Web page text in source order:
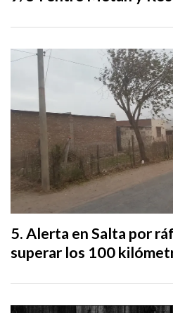
Alerta en Salta por
superar los 100